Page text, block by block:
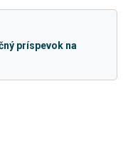
príspevok na